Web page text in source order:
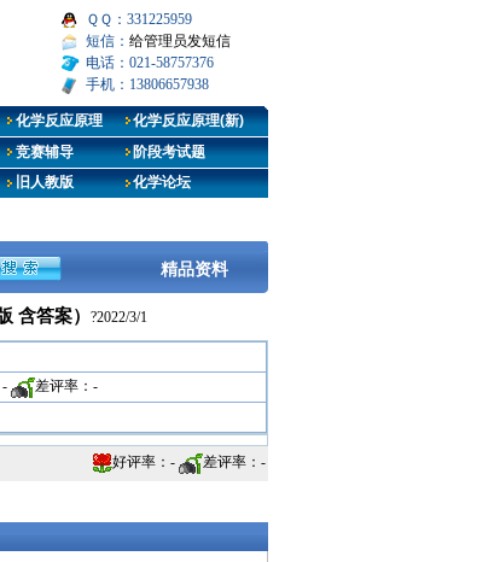
ＱＱ：331225959
短信： 给管理员发短信
电话：021-58757376
手机：13806657938
化学反应原理
化学反应原理(新)
竞赛辅导
阶段考试题
旧人教版 化学论坛
精品资料
含答案） ?2022/3/1
- 差评率： -
好评率： - 差评率： -